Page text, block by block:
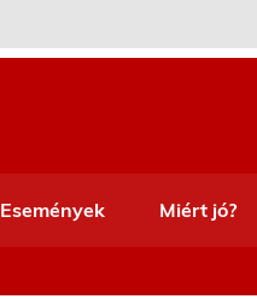
Események Miért jó?